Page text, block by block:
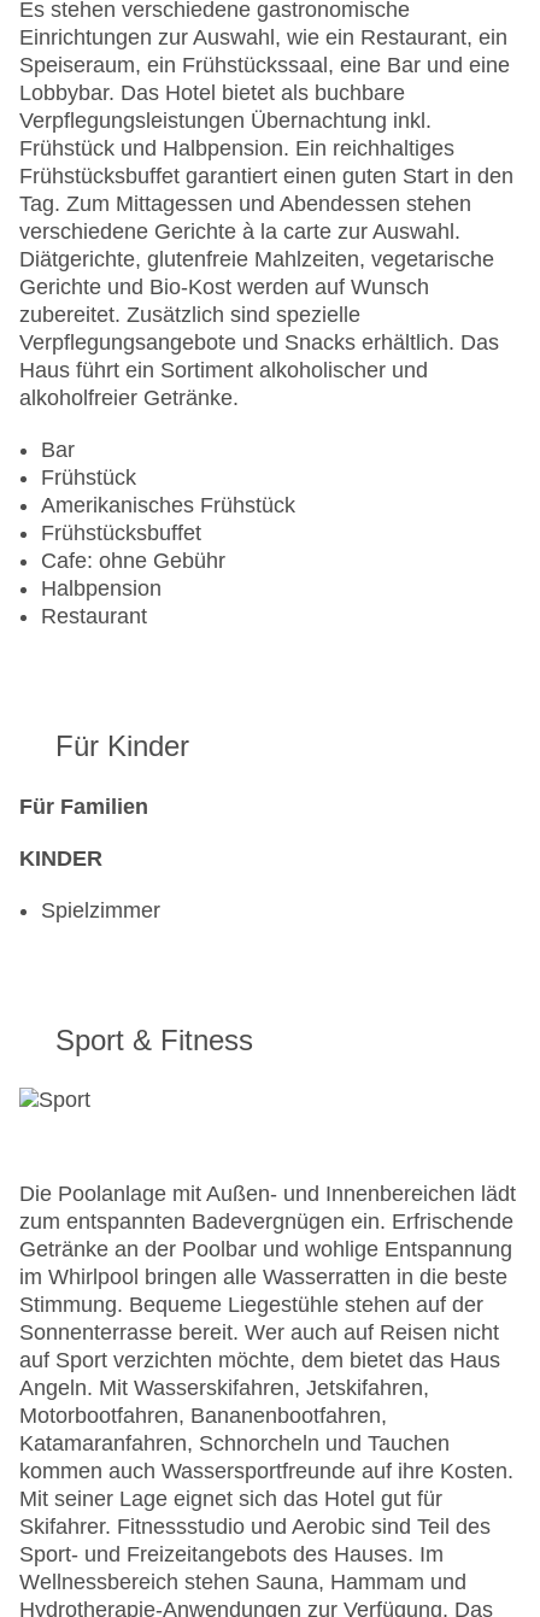
Lift
Minimarkt
Anzahl der Konferenzräume: 1
Anzahl der Aufzüge: 1
Haustiere: gegen Gebühr
Haustiere auf Anfrage: gegen Gebühr
Rezeption
Zimmerservice
Sonnenterrasse
Gesamtanzahl der Stockwerke: 2
Gesamtanzahl der Zimmer: 27
Pools:Indoor Pool, Outdoor Pool, Liegen am Pool
Zahlungsarten: American Express, Diners Club,
EC Maestro, Mastercard, Visa
Es stehen verschiedene gastronomische
Einrichtungen zur Auswahl, wie ein Restaurant, ein
Speiseraum, ein Frühstückssaal, eine Bar und eine
Lobbybar. Das Hotel bietet als buchbare
Verpflegungsleistungen Übernachtung inkl.
Frühstück und Halbpension. Ein reichhaltiges
Frühstücksbuffet garantiert einen guten Start in den
Tag. Zum Mittagessen und Abendessen stehen
verschiedene Gerichte à la carte zur Auswahl.
Diätgerichte, glutenfreie Mahlzeiten, vegetarische
Gerichte und Bio-Kost werden auf Wunsch
zubereitet. Zusätzlich sind spezielle
Verpflegungsangebote und Snacks erhältlich. Das
Haus führt ein Sortiment alkoholischer und
alkoholfreier Getränke.
Bar
Frühstück
Amerikanisches Frühstück
Frühstücksbuffet
Cafe: ohne Gebühr
Halbpension
Restaurant
Für Kinder
Für Familien
KINDER
Spielzimmer
Sport & Fitness
Die Poolanlage mit Außen- und Innenbereichen lädt
zum entspannten Badevergnügen ein. Erfrischende
Getränke an der Poolbar und wohlige Entspannung
im Whirlpool bringen alle Wasserratten in die beste
Stimmung. Bequeme Liegestühle stehen auf der
Sonnenterrasse bereit. Wer auch auf Reisen nicht
auf Sport verzichten möchte, dem bietet das Haus
Angeln. Mit Wasserskifahren, Jetskifahren,
Motorbootfahren, Bananenbootfahren,
Katamaranfahren, Schnorcheln und Tauchen
kommen auch Wassersportfreunde auf ihre Kosten.
Mit seiner Lage eignet sich das Hotel gut für
Skifahrer. Fitnessstudio und Aerobic sind Teil des
Sport- und Freizeitangebots des Hauses. Im
Wellnessbereich stehen Sauna, Hammam und
Hydrotherapie-Anwendungen zur Verfügung. Das